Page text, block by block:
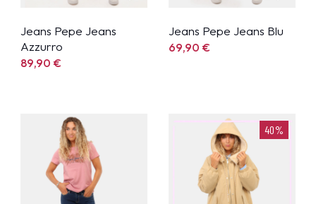
Jeans Pepe Jeans
Azzurro
89,90€
Jeans Pepe Jeans Blu
69,90€
40%